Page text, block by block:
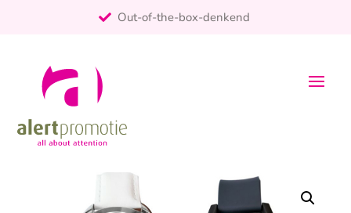
Out-of-the-box-denkend